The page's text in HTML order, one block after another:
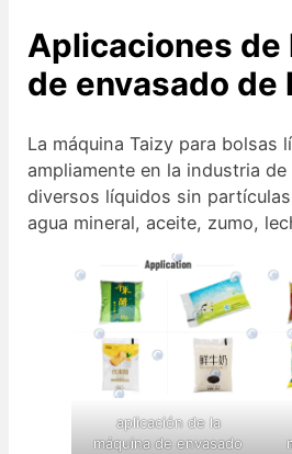
Aplicaciones de
de envasado de
La máquina Taizy para bolsas
ampliamente en la industria
diversos líquidos sin
agua mineral, aceite, zumo,
aplicación de la
máquina de envasado